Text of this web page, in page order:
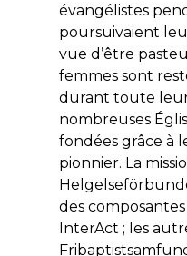
évangélistes
poursuivaient
vue d’être
femmes sont
durant toute
nombreuses
fondées grâce à
pionnier. La
des
InterAct ; les